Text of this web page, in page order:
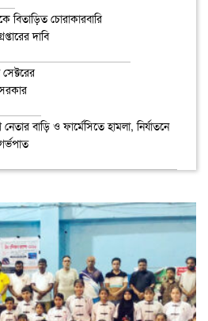
বিতাড়িত চোরাকারবারি
দাবি
বাড়ি ও ফার্মেসিতে হামলা, নির্যাতনে